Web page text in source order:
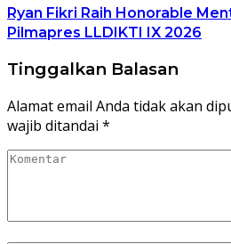
Ryan Fikri Raih Honorable
Pilmapres LLDIKTI IX 2026
Tinggalkan Balasan
Alamat email Anda tidak akan
wajib ditandai *